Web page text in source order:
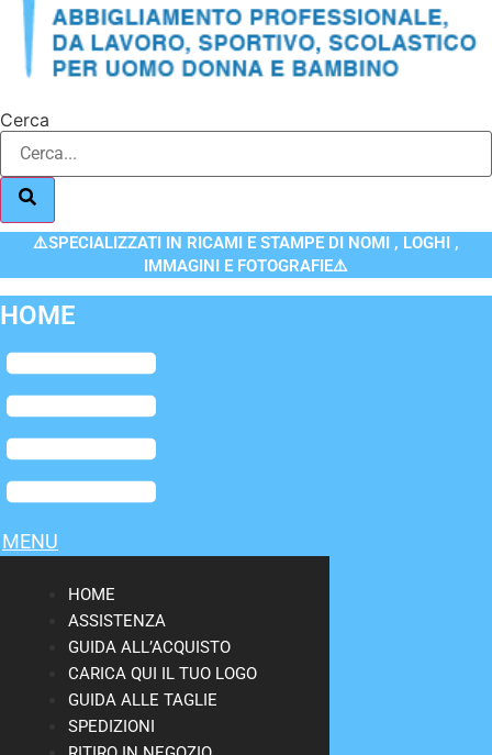
Cerca
⚠️SPECIALIZZATI IN RICAMI E STAMPE DI NOMI , LOGHI ,
IMMAGINI E FOTOGRAFIE⚠️
HOME
Flyout
Menu
MENU
HOME
ASSISTENZA
GUIDA ALL’ACQUISTO
CARICA QUI IL TUO LOGO
GUIDA ALLE TAGLIE
SPEDIZIONI